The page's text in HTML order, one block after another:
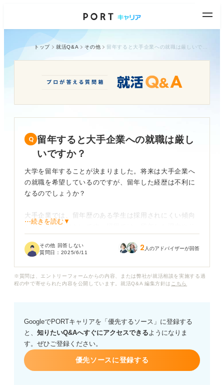
トップ 就活Q&A その他
留年すると大手企業への就職は厳し
いですか？
大学を留年することが決まりました。将来は大手企業へ
の就職を希望しているのですが、留年した経歴は不利に
なるのでしょうか？
大手企業では、留年歴のある学生は採用されにくい傾向
があるのか知りたいです。採用では、留年した理由やそ
か？
ルする内容によっては、不利な状況を挽回できる可能性
⋯続きを読む▼
その他 回答しない
質問日： 2025/6/11 2 人のアドバイザーが回答
※質問は、エントリーフォームからの内容、または弊社が就活相談を実施する過
程の中で寄せられた内容を公開しています。就活Q&A 編集方針は こちら
GoogleでPORTキャリアを「優先するソース」に登録する
と、 知りたいQ&Aへすぐにアクセスできるようになりま
す。ぜひご登録ください。
優先ソースに登録する